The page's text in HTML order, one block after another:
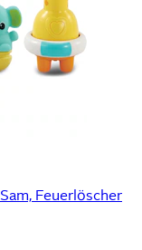
Feuerlöscher